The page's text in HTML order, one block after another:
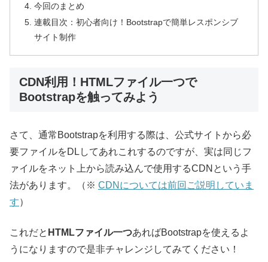
今回のまとめ
連載目次：初心者向け！Bootstrapで簡単レスポンシブ
サイト制作
CDN利用！HTMLファイル一つで
Bootstrapを触ってみよう
さて、通常Bootstrapを利用する際は、公式サイトから必
要ファイルをDLしてあれこれするのですが、実は同じフ
ァイルをネット上から読み込んで使用するCDNという手
法があります。（※ CDNについては前回ご説明していま
す）
これだと HTMLファイル一つあればBootstrapを使えるよ
うになりますので是非チャレンジしてみてください！